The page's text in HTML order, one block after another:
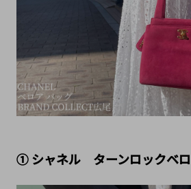
① シャネル　ターンロックベ